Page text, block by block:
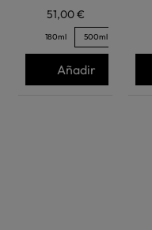
51,00 €
180ml 500ml
Añadir